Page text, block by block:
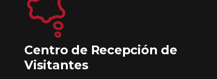
Centro de Recepción de
Visitantes